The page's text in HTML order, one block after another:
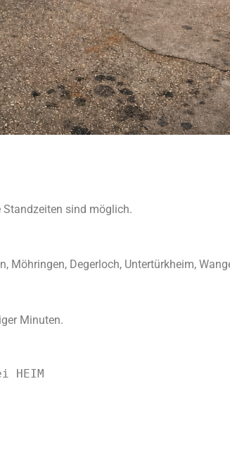
sind möglich.
Degerloch, Untertürkheim,
Minuten.
HEIM